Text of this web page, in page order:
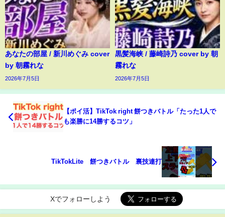
あなたの部屋 / 新川めぐみ cover
by 朝霧れな
2026年7月5日
黒髪海峡 / 藤崎詩乃 cover by 朝
霧れな
2026年7月5日
【ポイ活】TikTok right 餅つきバトル「たった1人で
も楽勝に14勝するコツ」
TikTokLite 餅つきバトル 裏技連打
Xでフォローしよう